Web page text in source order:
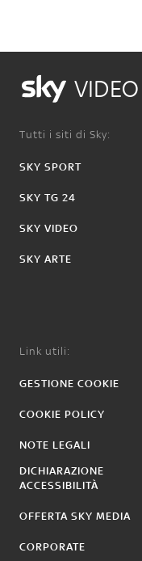
VIDEO
Tutti i siti di Sky:
SKY SPORT
SKY TG 24
SKY VIDEO
SKY ARTE
Link utili:
GESTIONE COOKIE
COOKIE POLICY
NOTE LEGALI
DICHIARAZIONE
ACCESSIBILITÀ
OFFERTA SKY MEDIA
CORPORATE